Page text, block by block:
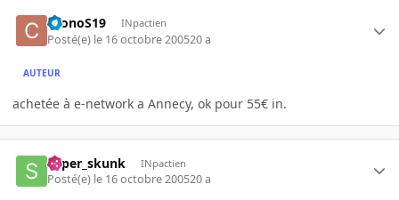
CronoS19 INpactien
Posté(e) le 16 octobre 200520 a
AUTEUR
achetée à e-network a Annecy, ok pour 55€ in.
super_skunk INpactien
Posté(e) le 16 octobre 200520 a